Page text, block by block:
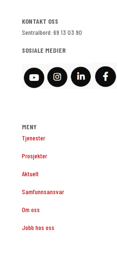
KONTAKT OSS
Sentralbord: 69 13 03 90
SOSIALE MEDIER
MENY
Tjenester
Prosjekter
Aktuelt
Samfunnsansvar
Om oss
Jobb hos oss